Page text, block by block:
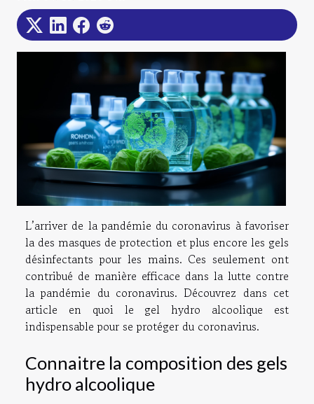
L’arriver de la pandémie du coronavirus à favoriser
la des masques de protection et plus encore les gels
désinfectants pour les mains. Ces seulement ont
contribué de manière efficace dans la lutte contre
la pandémie du coronavirus. Découvrez dans cet
article en quoi le gel hydro alcoolique est
indispensable pour se protéger du coronavirus.
Connaitre la composition des gels
hydro alcoolique